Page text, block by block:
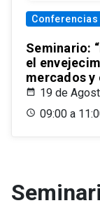
Conferencias
Seminario:
el
mercados y
19 de
09:00 a